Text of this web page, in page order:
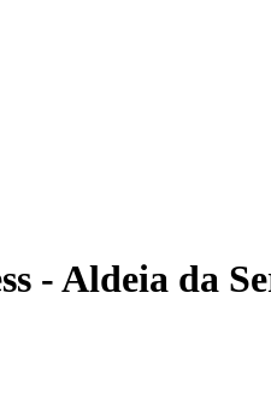
- Aldeia da